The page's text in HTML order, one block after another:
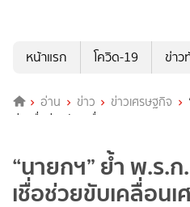
หน้าแรก
โควิด-19 ข่าว
อ่าน ข่าว ข่าวเศรษฐกิจ
ต่อ เชื่อช่วยขับเคลื่อนเศรษฐกิจ
“นายกฯ” ย้ำ พ.ร.
เชื่อช่วยขับเคลื่อน